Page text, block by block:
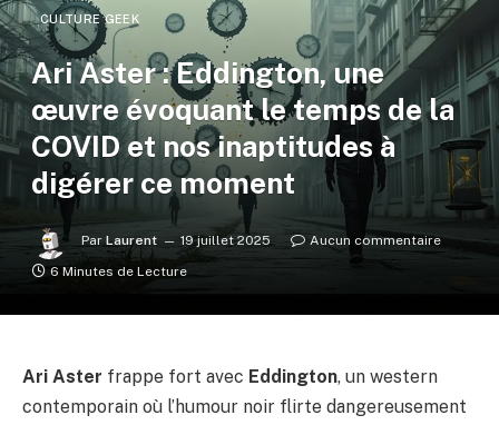
CULTURE GEEK
Ari Aster : Eddington, une
œuvre évoquant le temps de la
COVID et nos inaptitudes à
digérer ce moment
Par Laurent 19 juillet 2025
Aucun commentaire
6 Minutes de Lecture
Ari Aster frappe fort avec Eddington, un western
contemporain où l’humour noir flirte dangereusement